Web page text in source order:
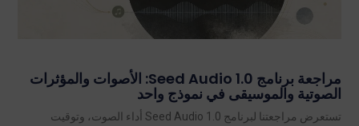
مراجعة برنامج Seed Audio 1.0: الأصوات والمؤثرات
الصوتية والموسيقى في نموذج واحد
تستعرض مراجعتنا لبرنامج Seed Audio 1.0 أداء الصوت، وتوقيت